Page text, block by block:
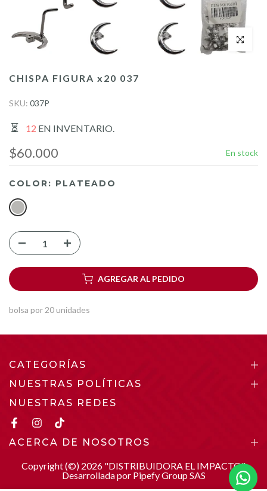
Click para
CHISPA FIGURA x20 037
SKU: 037P
12 EN INVENTARIO.
$60.000 En stock
COLOR: PLATEADO
AGREGAR AL PEDIDO
bolsa por 20 unidades
CATEGORÍAS
NUESTRAS POLÍTICAS
NUESTRAS REDES
ACERCA DE NOSOTROS
Copyright (©) 2026 "DISTRIBUIDORA EL IMPACTO"
Desarrollada por Pipefy Group SAS